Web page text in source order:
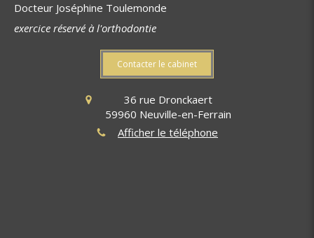
Docteur Joséphine Toulemonde
exercice réservé à l'orthodontie
Contacter le cabinet
36 rue Dronckaert
59960 Neuville-en-Ferrain
Afficher le téléphone